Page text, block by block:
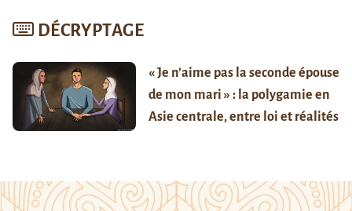
DÉCRYPTAGE
« Je n’aime pas la seconde épouse
de mon mari » : la polygamie en
Asie centrale, entre loi et réalités